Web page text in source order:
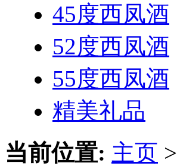
45度西凤酒
52度西凤酒
55度西凤酒
精美礼品
当前位置: 主页 >